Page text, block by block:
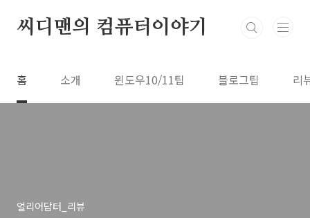
씨디맨의 컴퓨터이야기
홈 소개 윈도우10/11팁 블로그팁 리
얼리어답터_리뷰